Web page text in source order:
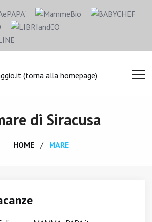
di Siracusa
HOME MARE